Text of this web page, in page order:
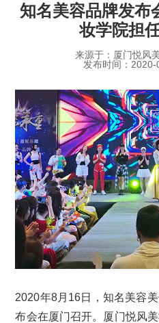
知名美容品牌发布
妆学院担
来源于：厦门悦风
发布时间：
2020年8月16日，知名美容
布会在厦门召开。厦门悦风